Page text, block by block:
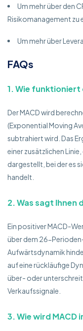
Um mehr über den
Risikomanagement zu
Um mehr über
FAQs
1. Wie funktioniert
Der MACD wird
(Exponential Moving
subtrahiert wird. Das
einer zusätzlichen
dargestellt, bei der es
handelt.
2. Was sagt Ihnen
Ein positiver MACD-
über dem 26-
Aufwärtsdynamik
auf eine rückläufige
über- oder
Verkaufssignale.
3. Wie wird MACD